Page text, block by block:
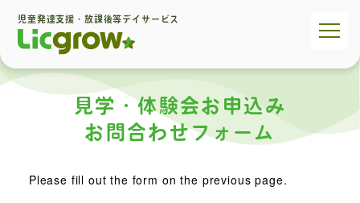
児童発達支援・放課後等デイサービス
見学・体験会お申込み
お問合わせフォーム
Please fill out the form on the previous page.